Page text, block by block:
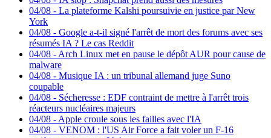
04/08 - La plateforme Kalshi poursuivie en justice par New
York
04/08 - Google a-t-il signé l'arrêt de mort des forums avec ses
résumés IA ? Le cas Reddit
04/08 - Arch Linux met en pause le dépôt AUR pour cause de
malware
04/08 - Musique IA : un tribunal allemand juge Suno
coupable
04/08 - Sécheresse : EDF contraint de mettre à l'arrêt trois
réacteurs nucléaires majeurs
04/08 - Apple croule sous les failles avec l'IA
04/08 - VENOM : l'US Air Force a fait voler un F-16